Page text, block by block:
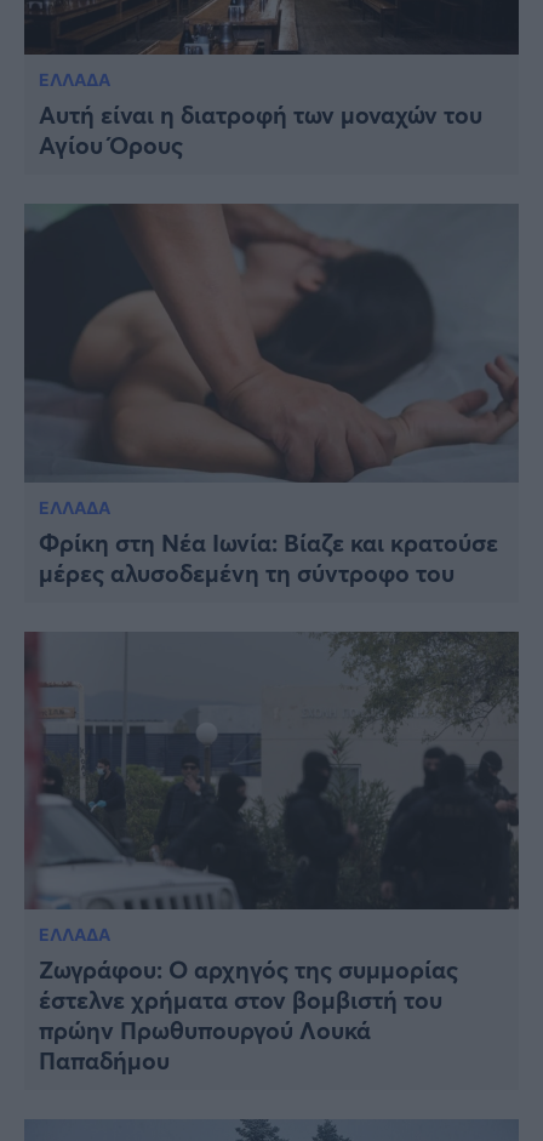
ΕΛΛΑΔΑ
Αυτή είναι η διατροφή των μοναχών του
Αγίου Όρους
ΕΛΛΑΔΑ
Φρίκη στη Νέα Ιωνία: Βίαζε και κρατούσε
μέρες αλυσοδεμένη τη σύντροφο του
ΕΛΛΑΔΑ
Ζωγράφου: Ο αρχηγός της συμμορίας
έστελνε χρήματα στον βομβιστή του
πρώην Πρωθυπουργού Λουκά
Παπαδήμου